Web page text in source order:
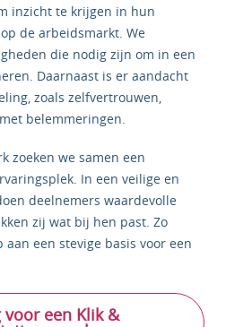
inzicht te krijgen in hun
de arbeidsmarkt. We
die nodig zijn om in een
Daarnaast is er aandacht
zoals zelfvertrouwen,
belemmeringen.
zoeken we samen een
In een veilige en
deelnemers waardevolle
zij wat bij hen past. Zo
een stevige basis voor een
voor een Klik &